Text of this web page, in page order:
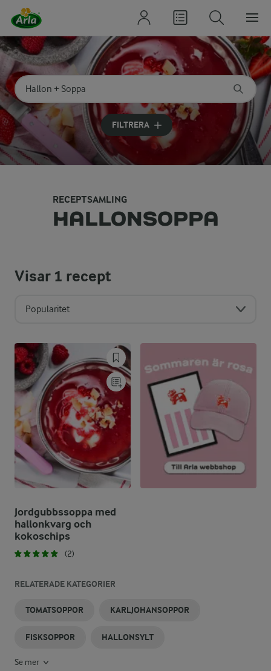
Sök på kategori eller ingrediens
Skriv in sökord för att få förslag
FILTRERA
RECEPTSAMLING
HALLONSOPPA
Visar1 recept
Popularitet
Jordgubbssoppa med
hallonkvarg och
kokoschips
(2)
RELATERADE KATEGORIER
TOMATSOPPOR KARLJOHANSOPPOR
FISKSOPPOR HALLONSYLT
Se mer